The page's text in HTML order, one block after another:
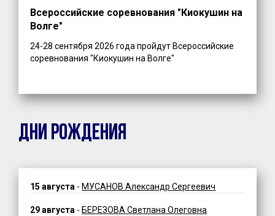
Всероссийские соревнования "Киокушин на
Волге"
24-28 сентября 2026 года пройдут Всероссийские
соревнования "Киокушин на Волге"
ДНИ РОЖДЕНИЯ
15 августа - МУСАНОВ Александр Сергеевич
29 августа - БЕРЕЗОВА Светлана Олеговна